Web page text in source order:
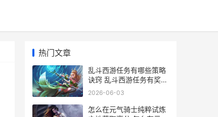
热门文章
乱斗西游任务有哪些策略
诀窍 乱斗西游任务有奖励
吗
2026-06-03
怎么在元气骑士纯粹试炼